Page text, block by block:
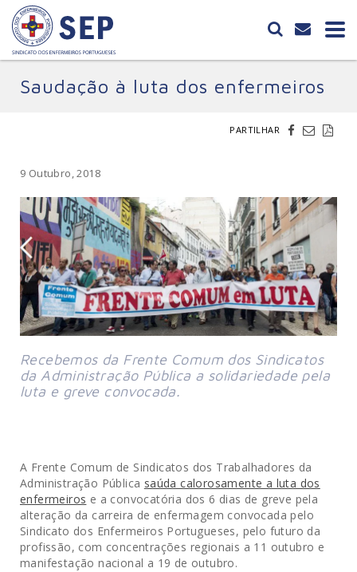
Saudação à luta dos enfermeiros
PARTILHAR
9 Outubro, 2018
Recebemos da Frente Comum dos Sindicatos
da Administração Pública a solidariedade pela
luta e greve convocada.
A Frente Comum de Sindicatos dos Trabalhadores da
Administração Pública saúda calorosamente a luta dos
enfermeiros e a convocatória dos 6 dias de greve pela
alteração da carreira de enfermagem convocada pelo
Sindicato dos Enfermeiros Portugueses, pelo futuro da
profissão, com concentrações regionais a 11 outubro e
manifestação nacional a 19 de outubro.